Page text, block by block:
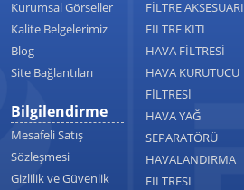
Kurumsal Görseller
Kalite Belgelerimiz
Blog
Site Bağlantıları
Bilgilendirme
Mesafeli Satış
Sözleşmesi
Gizlilik ve Güvenlik
FİLTRE AKSESUARI
FİLTRE KİTİ
HAVA FİLTRESİ
HAVA KURUTUCU
FİLTRESİ
HAVA YAĞ
SEPARATÖRÜ
HAVALANDIRMA
FİLTRESİ